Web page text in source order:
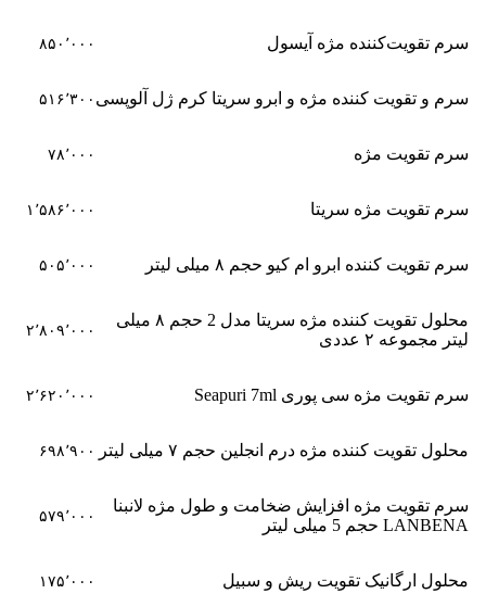
سرم تقویت‌کننده مژه آیسول ۸۵۰٬۰۰۰
سرم و تقویت کننده مژه و ابرو سریتا کرم ژل آلوپسی ۵۱۶٬۳۰۰
سرم تقویت مژه ۷۸٬۰۰۰
سرم تقویت مژه سریتا ۱٬۵۸۶٬۰۰۰
سرم تقویت کننده ابرو ام کیو حجم ۸ میلی لیتر ۵۰۵٬۰۰۰
محلول تقویت کننده مژه سریتا مدل 2 حجم ۸ میلی
لیتر مجموعه ۲ عددی
۲٬۸۰۹٬۰۰۰
سرم تقویت مژه سی پوری Seapuri 7ml ۲٬۶۲۰٬۰۰۰
محلول تقویت کننده مژه درم انجلین حجم ۷ میلی لیتر ۶۹۸٬۹۰۰
سرم تقویت مژه افزایش ضخامت و طول مژه لانبنا
LANBENA حجم 5 میلی لیتر
۵۷۹٬۰۰۰
محلول ارگانیک تقویت ریش و سبیل ۱۷۵٬۰۰۰